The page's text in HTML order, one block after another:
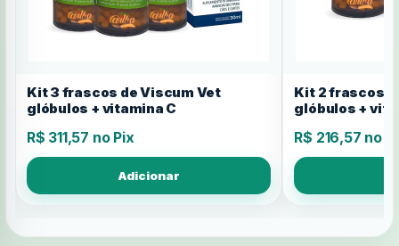
Kit 3 frascos de Viscum Vet
glóbulos + vitamina C
R$ 311,57 no Pix
Adicionar
Kit 2 frascos
glóbulos +
R$ 216,57 no